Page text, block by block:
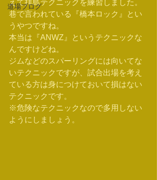
道場ブログ
えて拝島テクニックを練習しました。
巷で言われている『橋本ロック』とい
うやつですね。
本当は『ANWZ』というテクニックな
んですけどね。
ジムなどのスパーリングには向いてな
いテクニックですが、試合出場を考え
ている方は身につけておいて損はない
テクニックです。
※危険なテクニックなので多用しない
ようにしましょう。